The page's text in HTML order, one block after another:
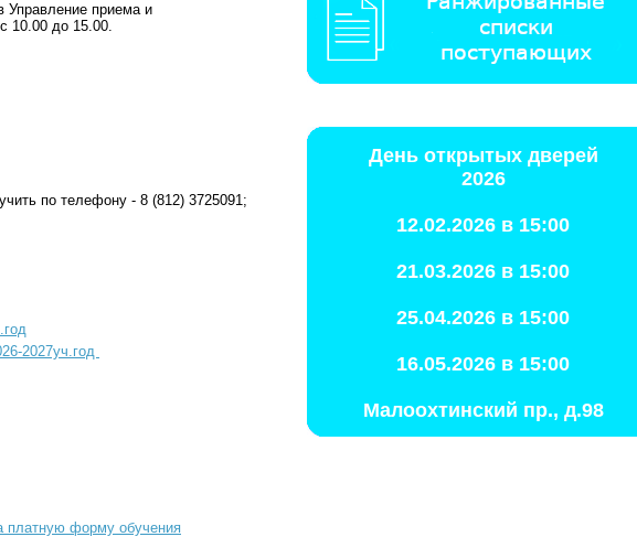
Управление приема и
10.00 до 15.00.
по телефону - 8 (812) 3725091;
2027уч.год
платную форму обучения
День открытых дверей
2026
12.02.2026 в 15:00
21.03.2026 в 15:00
25.04.2026 в 15:00
16.05.2026 в 15:00
Малоохтинский пр., д.98